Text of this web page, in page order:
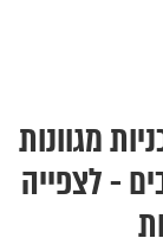
מגוונות
- לצפייה